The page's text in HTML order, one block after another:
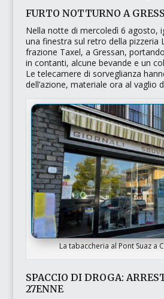
FURTO NOTTURNO A
Nella notte di mercoledì 6 agosto,
una finestra sul retro della pizzeria
frazione Taxel, a Gressan,
in contanti, alcune bevande e un
Le telecamere di sorveglianza
dell’azione, materiale ora al vaglio
La tabaccheria al Pont Suaz a
SPACCIO DI DROGA:
27ENNE